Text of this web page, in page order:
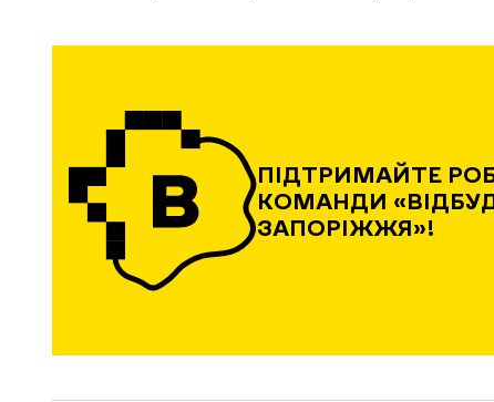
ПІДТРИМАЙТЕ
КОМАНДИ
ЗАПОРІЖЖЯ»!